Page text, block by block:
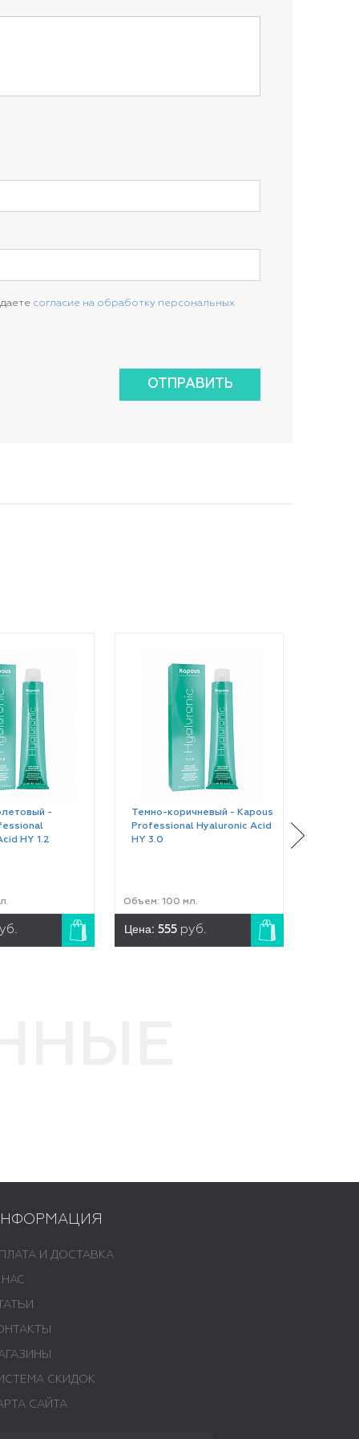
согласие на обработку персональных
ОТПРАВИТЬ
-
HY 1.2
Темно-коричневый - Kapous
Professional Hyaluronic Acid
HY 3.0
Объем: 100 мл.
Цена: 555 руб.
И ДОСТАВКА
СКИДОК
САЙТА